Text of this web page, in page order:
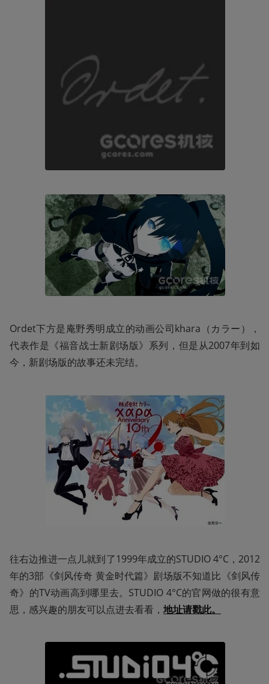
Ordet下方是庵野秀明成立的动画公司khara（カラー），
代表作是《福音战士新剧场版》系列，但是从2007年到如
今，新剧场版的故事还未完结。
往右边推进一点儿就到了1999年成立的STUDIO 4°C，2012
年的3部《剑风传奇 黄金时代篇》剧场版不知道比《剑风传
奇》的TV动画高到哪里去。STUDIO 4°C的官网做的很有意
思，感兴趣的朋友可以点进去看看， 地址请戳此。